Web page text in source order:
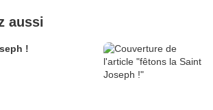
aussi
!